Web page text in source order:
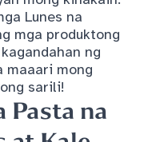
Lunes na
mga produktong
ng
maaari mong
sarili!
Pasta na